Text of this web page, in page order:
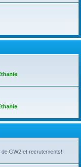
GW2 et recrutements!